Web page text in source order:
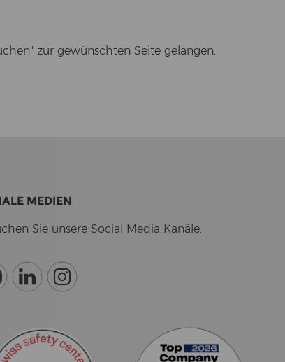
zur ge­wünsch­ten Seite ge­lan­gen.
ME­DI­EN
Sie un­se­re So­cial Media Ka­nä­le.